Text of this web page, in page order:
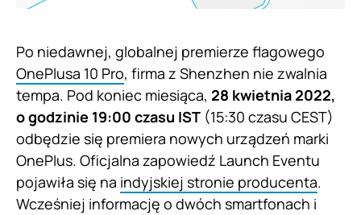
Po niedawnej, globalnej premierze flagowego
OnePlusa 10 Pro, firma z Shenzhen nie zwalnia
tempa. Pod koniec miesiąca, 28 kwietnia 2022,
o godzinie 19:00 czasu IST (15:30 czasu CEST)
odbędzie się premiera nowych urządzeń marki
OnePlus. Oficjalna zapowiedź Launch Eventu
pojawiła się na indyjskiej stronie producenta.
Wcześniej informację o dwóch smartfonach i